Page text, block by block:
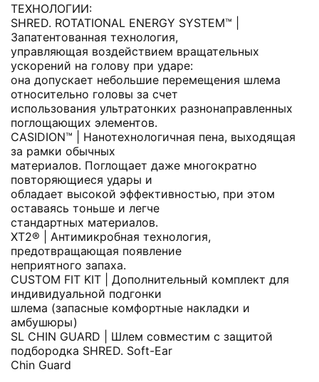
ТЕХНОЛОГИИ:
SHRED. ROTATIONAL ENERGY SYSTEM™ |
Запатентованная технология,
управляющая воздействием вращательных
ускорений на голову при ударе:
она допускает небольшие перемещения шлема
относительно головы за счет
использования ультратонких разнонаправленных
поглощающих элементов.
CASIDION™ | Нанотехнологичная пена, выходящая
за рамки обычных
материалов. Поглощает даже многократно
повторяющиеся удары и
обладает высокой эффективностью, при этом
оставаясь тоньше и легче
стандартных материалов.
XT2® | Антимикробная технология,
предотвращающая появление
неприятного запаха.
CUSTOM FIT KIT | Дополнительный комплект для
индивидуальной подгонки
шлема (запасные комфортные накладки и
амбушюры)
SL CHIN GUARD | Шлем совместим с защитой
подбородка SHRED. Soft-Ear
Chin Guard